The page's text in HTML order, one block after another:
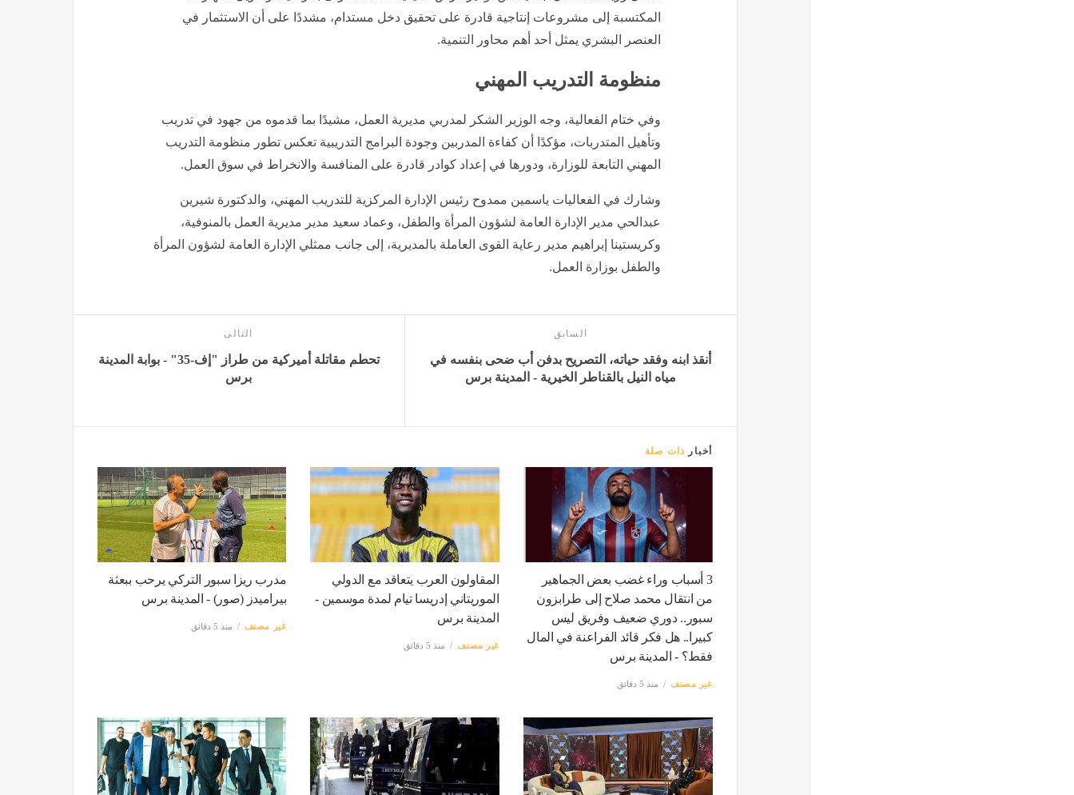
المكتسبة إلى مشروعات إنتاجية قادرة على تحقيق دخل مستدام، مشددًا على أن الاستثمار في
العنصر البشري يمثل أحد أهم محاور التنمية.
منظومة التدريب المهني
وفي ختام الفعالية، وجه الوزير الشكر لمدربي مديرية العمل، مشيدًا بما قدموه من جهود في تدريب
وتأهيل المتدربات، مؤكدًا أن كفاءة المدربين وجودة البرامج التدريبية تعكس تطور منظومة التدريب
المهني التابعة للوزارة، ودورها في إعداد كوادر قادرة على المنافسة والانخراط في سوق العمل.
وشارك في الفعاليات ياسمين ممدوح رئيس الإدارة المركزية للتدريب المهني، والدكتورة شيرين
عبدالحي مدير الإدارة العامة لشؤون المرأة والطفل، وعماد سعيد مدير مديرية العمل بالمنوفية،
وكريستينا إبراهيم مدير رعاية القوى العاملة بالمديرية، إلى جانب ممثلي الإدارة العامة لشؤون المرأة
والطفل بوزارة العمل.
السابق
أنقذ ابنه وفقد حياته، التصريح بدفن أب ضحى بنفسه في
مياه النيل بالقناطر الخيرية - المدينة برس
التالى
تحطم مقاتلة أميركية من طراز "إف-35" - بوابة المدينة
برس
أخبار ذات صلة
3 أسباب وراء غضب بعض الجماهير
من انتقال محمد صلاح إلى طرابزون
سبور.. دوري ضعيف وفريق ليس
كبيرا.. هل فكر قائد الفراعنة في المال
فقط؟ - المدينة برس
غير مصنف منذ 5 دقائق
المقاولون العرب يتعاقد مع الدولي
الموريتاني إدريسا تيام لمدة موسمين -
المدينة برس
غير مصنف منذ 5 دقائق
مدرب ريزا سبور التركي يرحب ببعثة
بيراميدز (صور) - المدينة برس
غير مصنف منذ 5 دقائق